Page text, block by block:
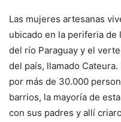
Las mujeres artesanas
ubicado en la periferia de
del río Paraguay y el
del país, llamado
por más de 30.000
barrios, la mayoría de
con sus padres y allí